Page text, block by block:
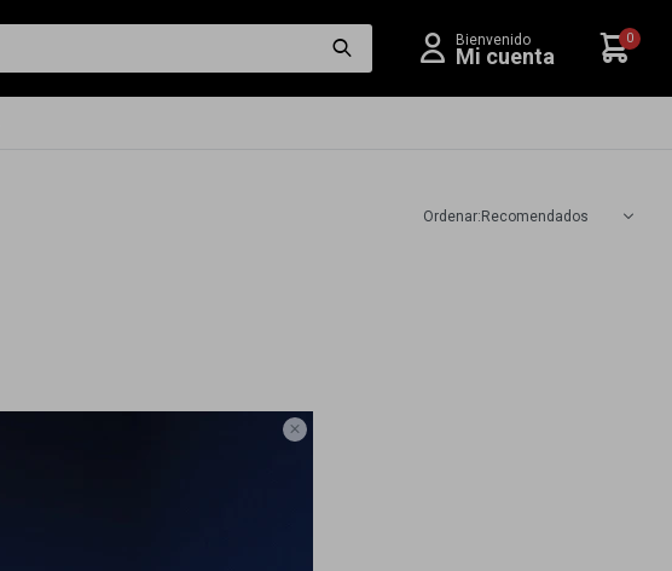

0
Recomendados